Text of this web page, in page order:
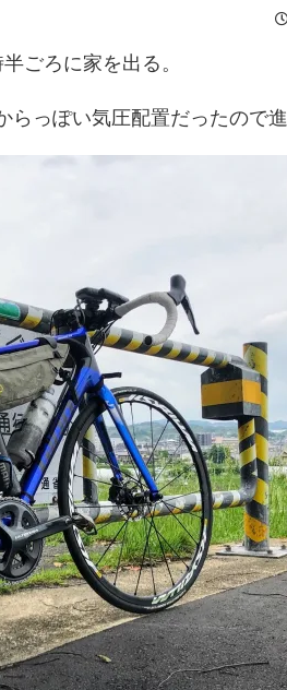
ごろに家を出る。
っぽい気圧配置だったので進